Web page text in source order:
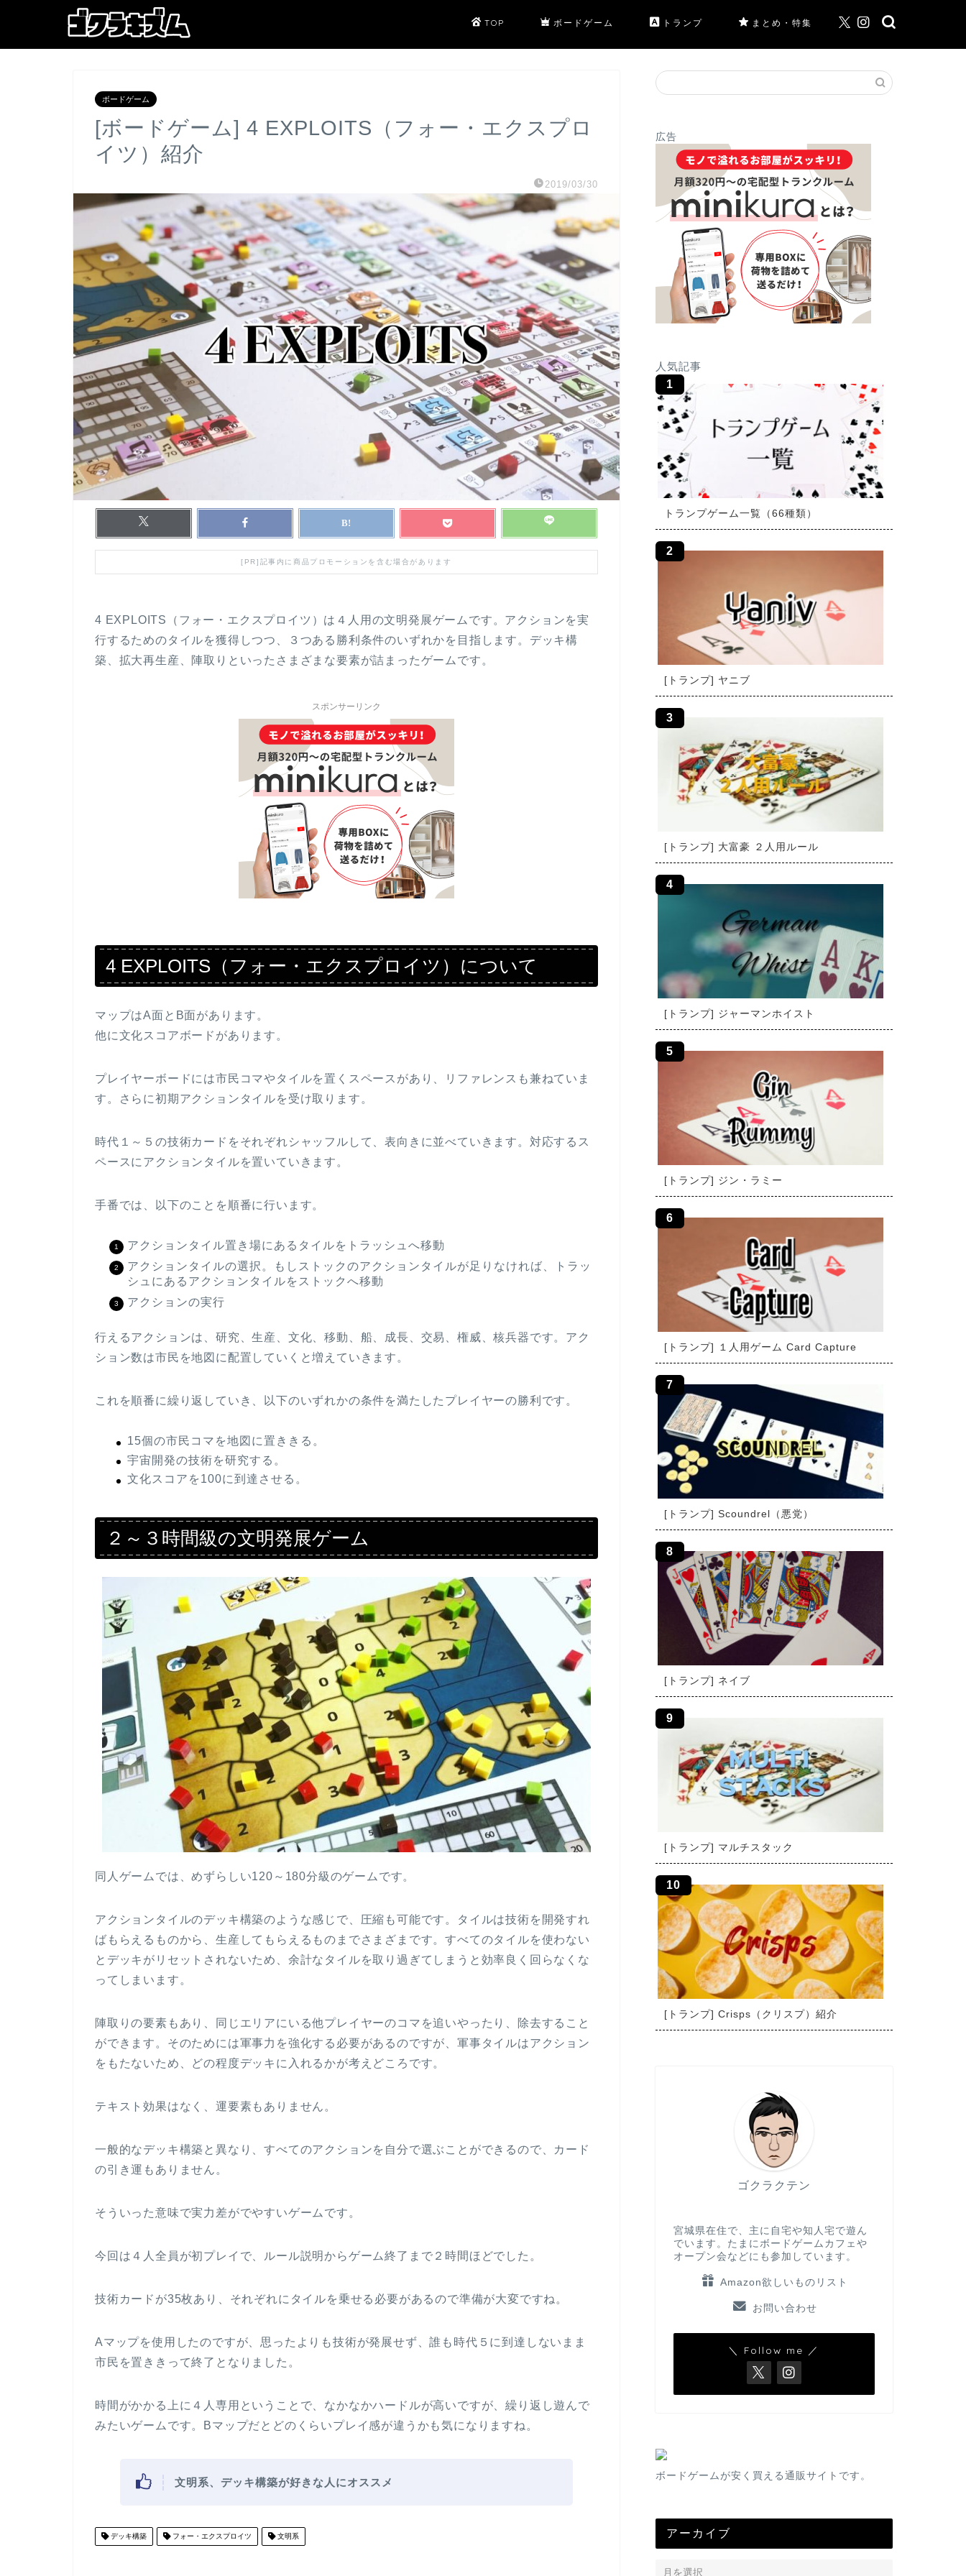
TOP ボードゲーム トランプ まとめ・特集
ボードゲーム
[ボードゲーム] 4 EXPLOITS（フォー・エクスプロ
イツ）紹介
2019/03/30
[PR]記事内に商品プロモーションを含む場合があります
4 EXPLOITS（フォー・エクスプロイツ）は４人用の文明発展ゲームです。アクションを実
行するためのタイルを獲得しつつ、３つある勝利条件のいずれかを目指します。デッキ構
築、拡大再生産、陣取りといったさまざまな要素が詰まったゲームです。
スポンサーリンク
4 EXPLOITS（フォー・エクスプロイツ）について
マップはA面とB面があります。
他に文化スコアボードがあります。
プレイヤーボードには市民コマやタイルを置くスペースがあり、リファレンスも兼ねていま
す。さらに初期アクションタイルを受け取ります。
時代１～５の技術カードをそれぞれシャッフルして、表向きに並べていきます。対応するス
ペースにアクションタイルを置いていきます。
手番では、以下のことを順番に行います。
アクションタイル置き場にあるタイルをトラッシュへ移動
アクションタイルの選択。もしストックのアクションタイルが足りなければ、トラッ
シュにあるアクションタイルをストックへ移動
アクションの実行
行えるアクションは、研究、生産、文化、移動、船、成長、交易、権威、核兵器です。アク
ション数は市民を地図に配置していくと増えていきます。
これを順番に繰り返していき、以下のいずれかの条件を満たしたプレイヤーの勝利です。
15個の市民コマを地図に置ききる。
宇宙開発の技術を研究する。
文化スコアを100に到達させる。
２～３時間級の文明発展ゲーム
同人ゲームでは、めずらしい120～180分級のゲームです。
アクションタイルのデッキ構築のような感じで、圧縮も可能です。タイルは技術を開発すれ
ばもらえるものから、生産してもらえるものまでさまざまです。すべてのタイルを使わない
とデッキがリセットされないため、余計なタイルを取り過ぎてしまうと効率良く回らなくな
ってしまいます。
陣取りの要素もあり、同じエリアにいる他プレイヤーのコマを追いやったり、除去すること
ができます。そのためには軍事力を強化する必要があるのですが、軍事タイルはアクション
をもたないため、どの程度デッキに入れるかが考えどころです。
テキスト効果はなく、運要素もありません。
一般的なデッキ構築と異なり、すべてのアクションを自分で選ぶことができるので、カード
の引き運もありません。
そういった意味で実力差がでやすいゲームです。
今回は４人全員が初プレイで、ルール説明からゲーム終了まで２時間ほどでした。
技術カードが35枚あり、それぞれにタイルを乗せる必要があるので準備が大変ですね。
Aマップを使用したのですが、思ったよりも技術が発展せず、誰も時代５に到達しないまま
市民を置ききって終了となりました。
時間がかかる上に４人専用ということで、なかなかハードルが高いですが、繰り返し遊んで
みたいゲームです。Bマップだとどのくらいプレイ感が違うかも気になりますね。
文明系、デッキ構築が好きな人にオススメ
デッキ構築 フォー・エクスプロイツ 文明系
広告
人気記事
トランプゲーム一覧（66種類）
[トランプ] ヤニブ
[トランプ] 大富豪 ２人用ルール
[トランプ] ジャーマンホイスト
[トランプ] ジン・ラミー
[トランプ] １人用ゲーム Card Capture
[トランプ] Scoundrel（悪党）
[トランプ] ネイブ
[トランプ] マルチスタック
[トランプ] Crisps（クリスプ）紹介
ゴクラクテン
宮城県在住で、主に自宅や知人宅で遊ん
でいます。たまにボードゲームカフェや
オープン会などにも参加しています。
Amazon欲しいものリスト
お問い合わせ
＼ Follow me ／
ボードゲームが安く買える通販サイトです。
アーカイブ